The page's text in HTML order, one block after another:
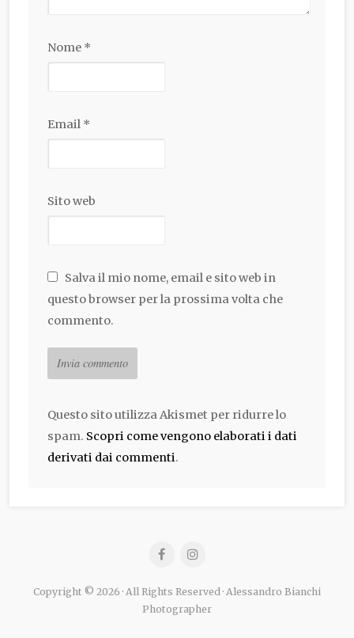
Nome *
Email *
Sito web
Salva il mio nome, email e sito web in
questo browser per la prossima volta che
commento.
Questo sito utilizza Akismet per ridurre lo
spam. Scopri come vengono elaborati i dati
derivati dai commenti.
Copyright © 2026 · All Rights Reserved · Alessandro Bianchi
Photographer